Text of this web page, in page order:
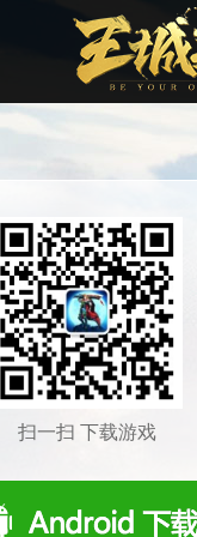
扫一扫 下载游戏